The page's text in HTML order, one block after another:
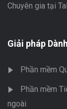
Chuyên gia tại
Giải pháp
Phần mềm
Phần mềm
ngoài